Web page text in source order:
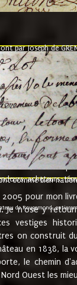
par Joseph de
le ving neuvième
Guillaume de
irrevocablement a
au parlement de
Vellière a sur ses
le dit
terriers, etc... au
acheteurs,
comme bien
de Rougemond,
pour mon
Je n'ose y
vestiges
on construit
en 1838, la
le chemin
Ouest les